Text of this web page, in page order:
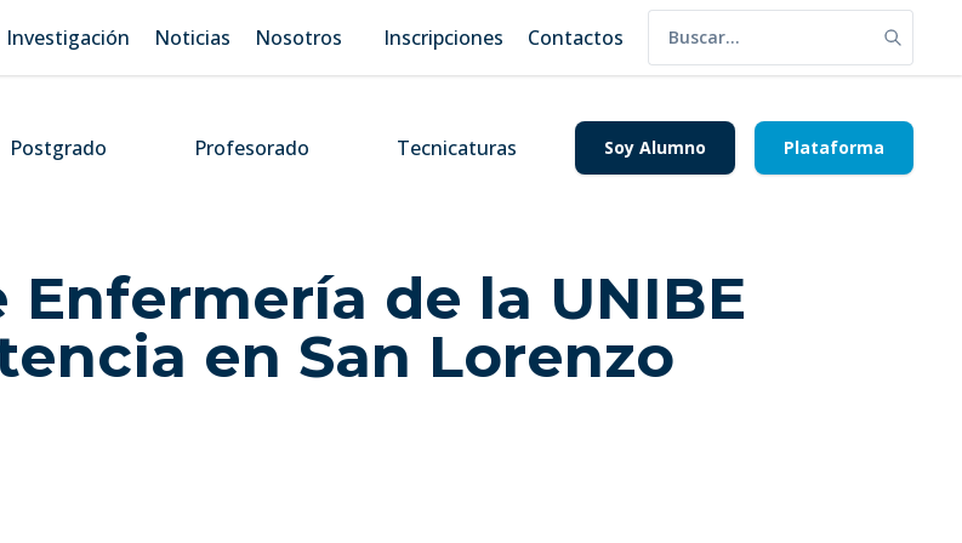
Investigación Noticias Nosotros Inscripciones Contactos
Postgrado Profesorado Tecnicaturas Soy Alumno Plataforma
de la UNIBE
en San Lorenzo